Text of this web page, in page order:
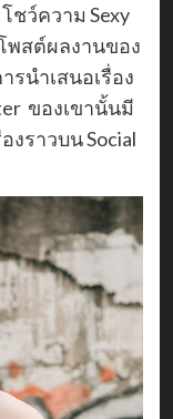
ชว์ความ Sexy
พสต์ผลงานของ
นำเสนอเรื่อง
ของเขานั้นมี
งราวบน Social